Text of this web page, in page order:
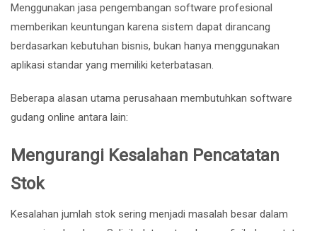
Menggunakan jasa pengembangan software profesional
memberikan keuntungan karena sistem dapat dirancang
berdasarkan kebutuhan bisnis, bukan hanya menggunakan
aplikasi standar yang memiliki keterbatasan.
Beberapa alasan utama perusahaan membutuhkan software
gudang online antara lain:
Mengurangi Kesalahan Pencatatan
Stok
Kesalahan jumlah stok sering menjadi masalah besar dalam